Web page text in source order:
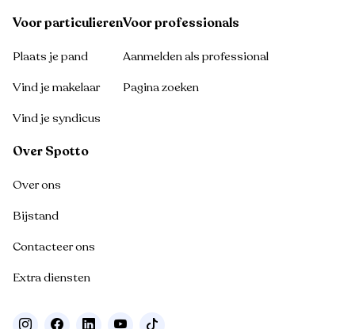
Voor particulieren
Plaats je pand
Vind je makelaar
Vind je syndicus
Voor professionals
Aanmelden als professional
Pagina zoeken
Over Spotto
Over ons
Bijstand
Contacteer ons
Extra diensten